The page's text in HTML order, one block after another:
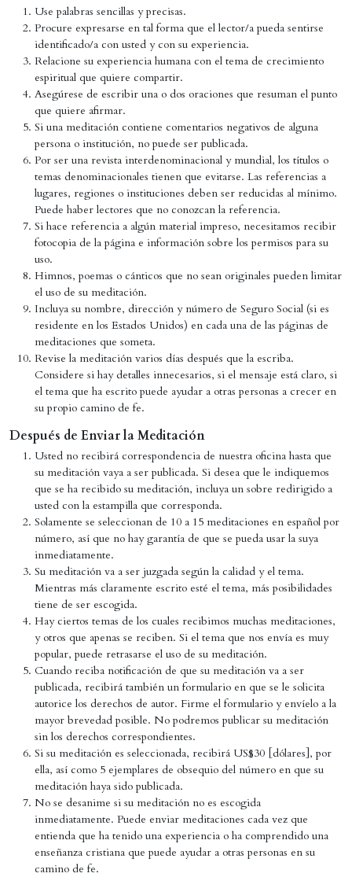
Use palabras sencillas y precisas.
Procure expresarse en tal forma que el lector/a pueda sentirse
identificado/a con usted y con su experiencia.
Relacione su experiencia humana con el tema de crecimiento
espiritual que quiere compartir.
Asegúrese de escribir una o dos oraciones que resuman el punto
que quiere afirmar.
Si una meditación contiene comentarios negativos de alguna
persona o institución, no puede ser publicada.
Por ser una revista interdenominacional y mundial, los títulos o
temas denominacionales tienen que evitarse. Las referencias a
lugares, regiones o instituciones deben ser reducidas al mínimo.
Puede haber lectores que no conozcan la referencia.
Si hace referencia a algún material impreso, necesitamos recibir
fotocopia de la página e información sobre los permisos para su
uso.
Himnos, poemas o cánticos que no sean originales pueden limitar
el uso de su meditación.
Incluya su nombre, dirección y número de Seguro Social (si es
residente en los Estados Unidos) en cada una de las páginas de
meditaciones que someta.
Revise la meditación varios días después que la escriba.
Considere si hay detalles innecesarios, si el mensaje está claro, si
el tema que ha escrito puede ayudar a otras personas a crecer en
su propio camino de fe.
Después de Enviar la Meditación
Usted no recibirá correspondencia de nuestra oficina hasta que
su meditación vaya a ser publicada. Si desea que le indiquemos
que se ha recibido su meditación, incluya un sobre redirigido a
usted con la estampilla que corresponda.
Solamente se seleccionan de 10 a 15 meditaciones en español por
número, así que no hay garantía de que se pueda usar la suya
inmediatamente.
Su meditación va a ser juzgada según la calidad y el tema.
Mientras más claramente escrito esté el tema, más posibilidades
tiene de ser escogida.
Hay ciertos temas de los cuales recibimos muchas meditaciones,
y otros que apenas se reciben. Si el tema que nos envía es muy
popular, puede retrasarse el uso de su meditación.
Cuando reciba notificación de que su meditación va a ser
publicada, recibirá también un formulario en que se le solicita
autorice los derechos de autor. Firme el formulario y envíelo a la
mayor brevedad posible. No podremos publicar su meditación
sin los derechos correspondientes.
Si su meditación es seleccionada, recibirá US$30 [dólares], por
ella, así como 5 ejemplares de obsequio del número en que su
meditación haya sido publicada.
No se desanime si su meditación no es escogida
inmediatamente. Puede enviar meditaciones cada vez que
entienda que ha tenido una experiencia o ha comprendido una
enseñanza cristiana que puede ayudar a otras personas en su
camino de fe.